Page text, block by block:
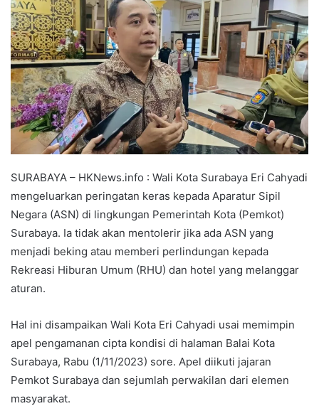
SURABAYA – HKNews.info : Wali Kota Surabaya Eri Cahyadi
mengeluarkan peringatan keras kepada Aparatur Sipil
Negara (ASN) di lingkungan Pemerintah Kota (Pemkot)
Surabaya. Ia tidak akan mentolerir jika ada ASN yang
menjadi beking atau memberi perlindungan kepada
Rekreasi Hiburan Umum (RHU) dan hotel yang melanggar
aturan.
Hal ini disampaikan Wali Kota Eri Cahyadi usai memimpin
apel pengamanan cipta kondisi di halaman Balai Kota
Surabaya, Rabu (1/11/2023) sore. Apel diikuti jajaran
Pemkot Surabaya dan sejumlah perwakilan dari elemen
masyarakat.